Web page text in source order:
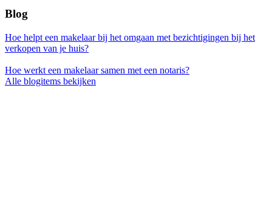
Blog
Hoe helpt een makelaar bij het omgaan met bezichtigingen bij het
verkopen van je huis?
Hoe werkt een makelaar samen met een notaris?
Alle blogitems bekijken